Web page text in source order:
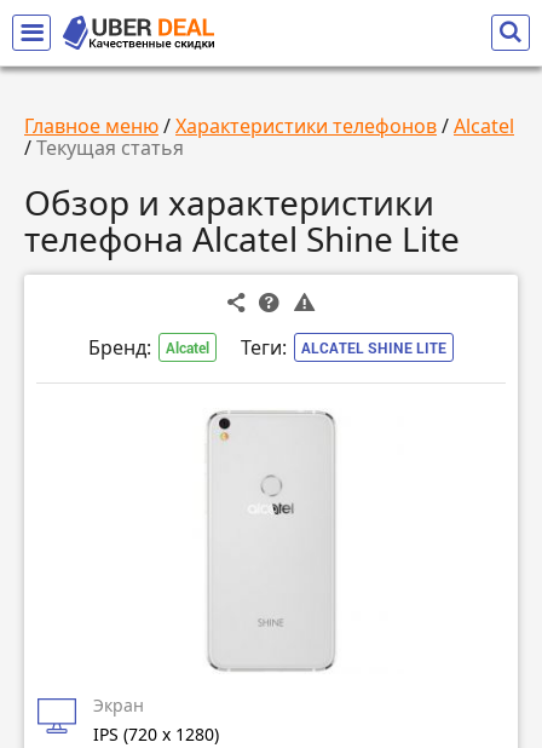
Главное меню/Характеристики телефонов/Alcatel
/Текущая статья
Обзор и характеристики
телефона Alcatel Shine Lite
Бренд: Alcatel Теги: ALCATEL SHINE LITE
Экран
IPS (720 x 1280)